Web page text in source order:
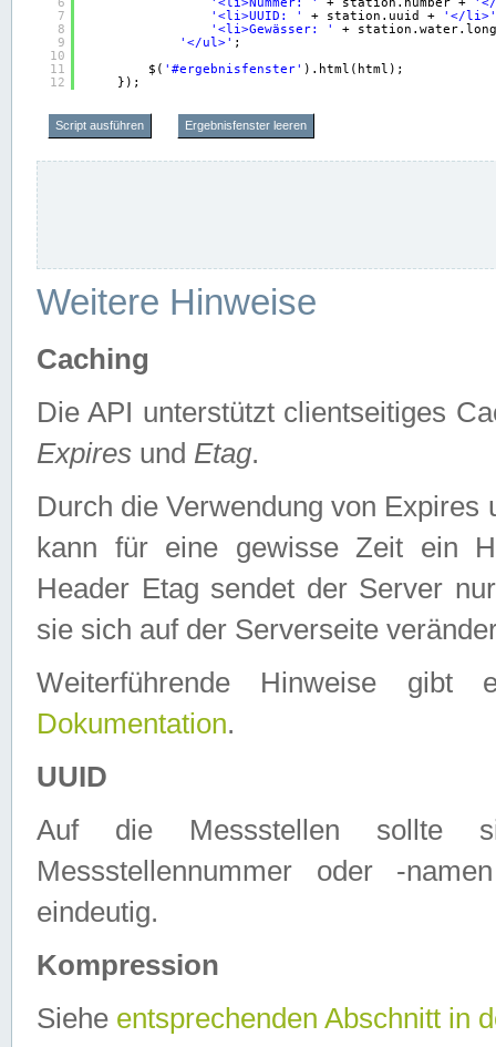
7
8
9
10
11
12
'<li>UUID: '
+ station.uuid +
'</li>'
'<li>Gewässer: '
+
'</ul>' ;
$( '#ergebnisfenster' ).html(html);
});
Script ausführen Ergebnisfenster leeren
Weitere Hinweise
Caching
Die API unterstützt clientseitiges
Expires und Etag.
Durch die Verwendung von
kann für eine gewisse Zeit ein
Header Etag sendet der Server
sie sich auf der Serverseite
Weiterführende Hinweise
Dokumentation.
UUID
Auf die Messstellen sollte
Messstellennummer oder -
eindeutig.
Kompression
Siehe entsprechenden Abschnitt in